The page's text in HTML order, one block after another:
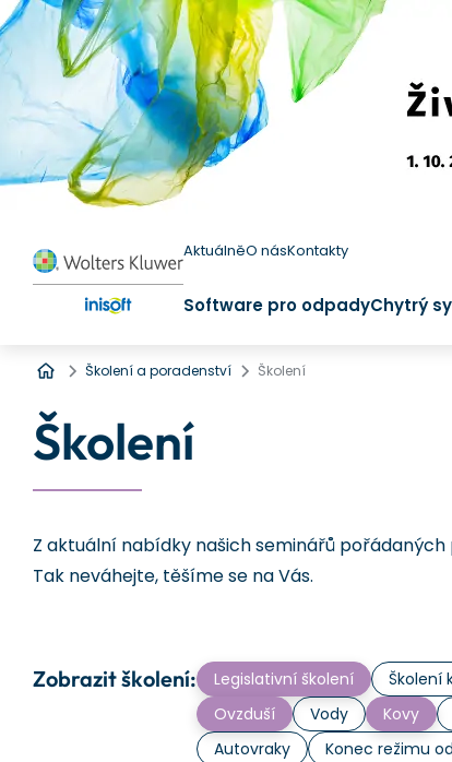
AktuálněO násKontakty
Software pro odpadyChytrý
Úvod
Školení a poradenství Školení
Školení
Z aktuální nabídky našich seminářů
Tak neváhejte, těšíme se na Vás.
Zobrazit školení: Legislativní školení Školení
Ovzduší
Vody Kovy
Autovraky
Konec režimu